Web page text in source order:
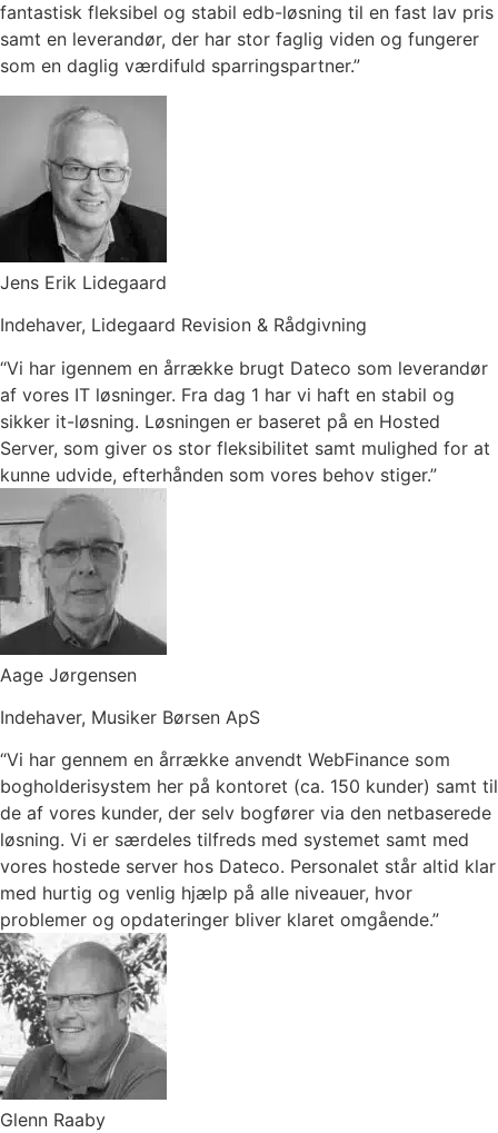
fantastisk fleksibel og stabil edb-løsning til en fast lav pris
samt en leverandør, der har stor faglig viden og fungerer
som en daglig værdifuld sparringspartner.”
Jens Erik Lidegaard
Indehaver, Lidegaard Revision & Rådgivning
“Vi har igennem en årrække brugt Dateco som leverandør
af vores IT løsninger. Fra dag 1 har vi haft en stabil og
sikker it-løsning. Løsningen er baseret på en Hosted
Server, som giver os stor fleksibilitet samt mulighed for at
kunne udvide, efterhånden som vores behov stiger.”
Aage Jørgensen
Indehaver, Musiker Børsen ApS
“Vi har gennem en årrække anvendt WebFinance som
bogholderisystem her på kontoret (ca. 150 kunder) samt til
de af vores kunder, der selv bogfører via den netbaserede
løsning. Vi er særdeles tilfreds med systemet samt med
vores hostede server hos Dateco. Personalet står altid klar
med hurtig og venlig hjælp på alle niveauer, hvor
problemer og opdateringer bliver klaret omgående.”
Glenn Raaby